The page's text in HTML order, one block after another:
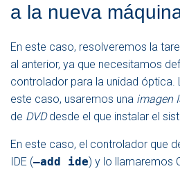
a la nueva
En este caso, resolveremos la
al anterior, ya que necesitamos
controlador para la unidad óptica.
este caso, usaremos una imagen
de DVDdesde el que instalar el
En este caso, el controlador que
IDE (–add ide) y lo llamaremos